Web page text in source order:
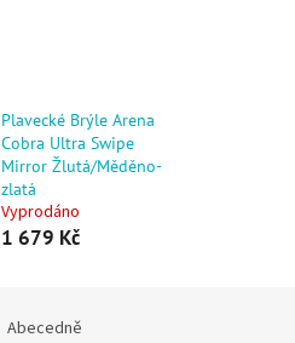
Plavecké Brýle Arena
Cobra Ultra Swipe
Mirror Žlutá/Měděno-
zlatá
Vyprodáno
1 679 Kč
Abecedně